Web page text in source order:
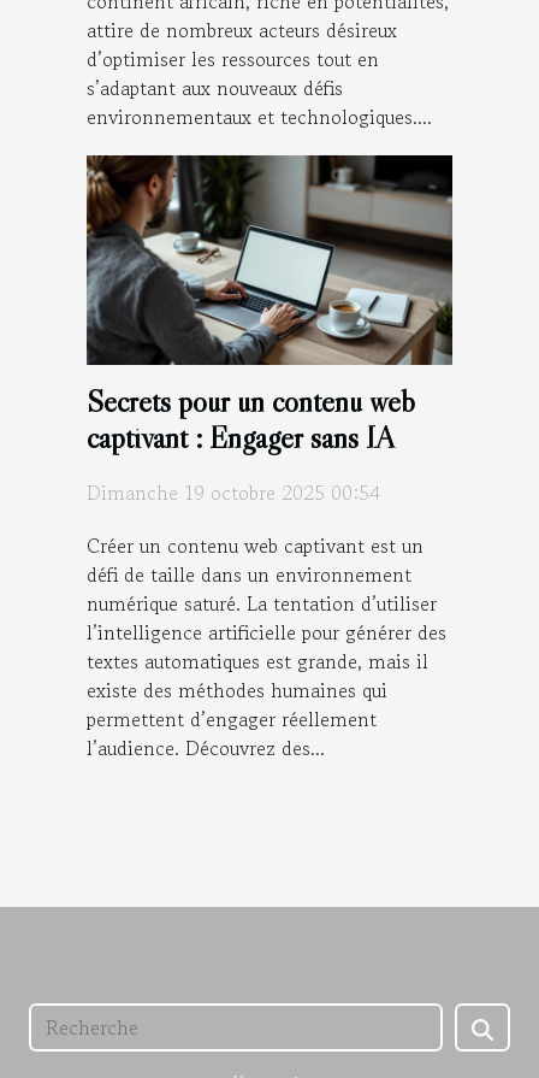
attire de nombreux acteurs désireux
d’optimiser les ressources tout en
s’adaptant aux nouveaux défis
environnementaux et technologiques....
Secrets pour un contenu web
captivant : Engager sans IA
Dimanche 19 octobre 2025 00:54
Créer un contenu web captivant est un
défi de taille dans un environnement
numérique saturé. La tentation d’utiliser
l’intelligence artificielle pour générer des
textes automatiques est grande, mais il
existe des méthodes humaines qui
permettent d’engager réellement
l’audience. Découvrez des...